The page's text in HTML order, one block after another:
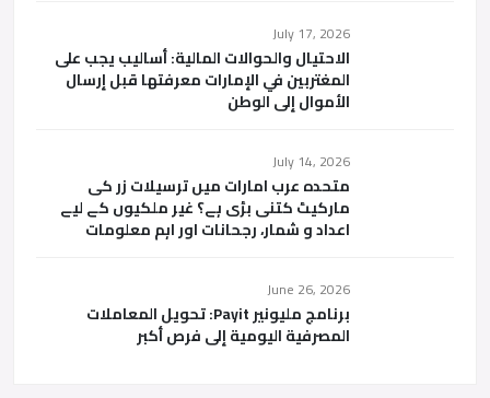
July 17, 2026
الاحتيال والحوالات المالية: أساليب يجب على
المغتربين في الإمارات معرفتها قبل إرسال
الأموال إلى الوطن
July 14, 2026
متحدہ عرب امارات میں ترسیلات زر کی
مارکیٹ کتنی بڑی ہے؟ غیر ملکیوں کے لیے
اعداد و شمار، رجحانات اور اہم معلومات
June 26, 2026
برنامج مليونير Payit: تحويل المعاملات
المصرفية اليومية إلى فرص أكبر